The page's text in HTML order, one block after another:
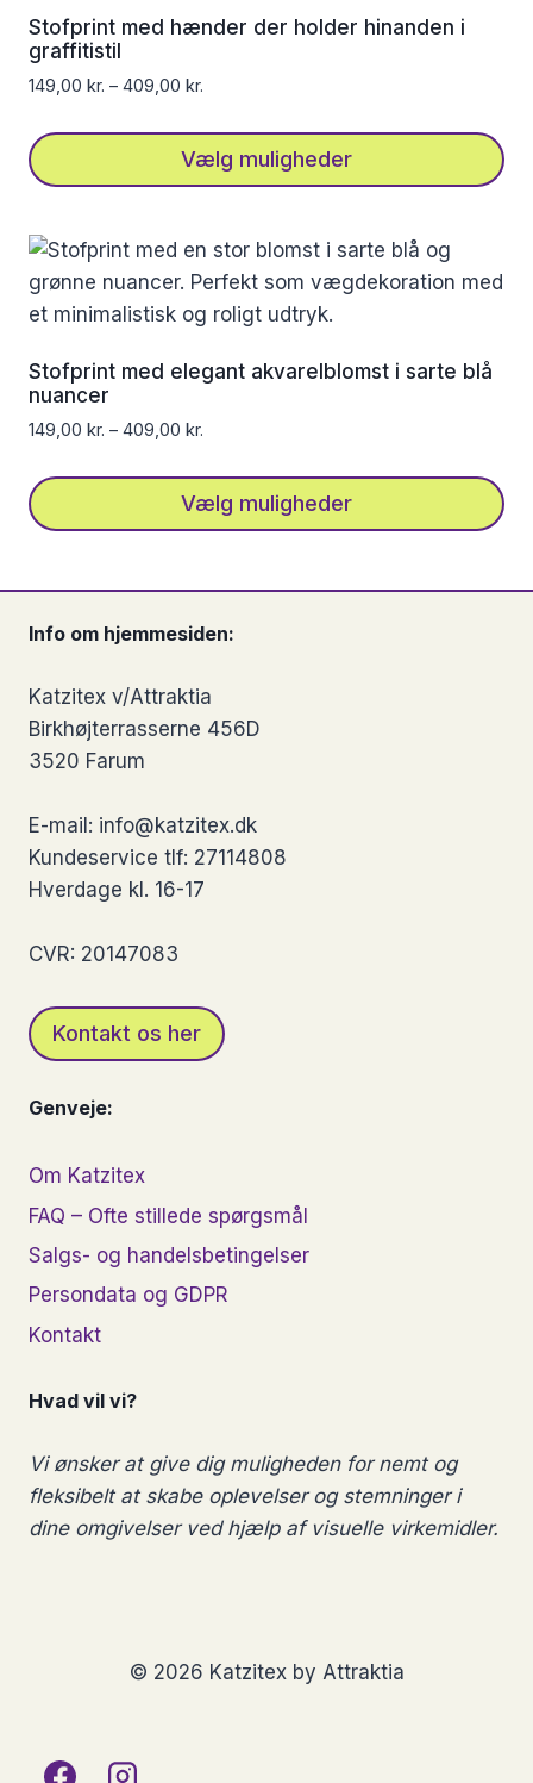
kan
vælges
på
Stofprint med hænder der holder hinanden i
graffitistil
149,00 kr. – 409,00 kr.
Vælg muligheder
vare
flere
Mulighederne
kan
vælges
varesiden
Stofprint med elegant akvarelblomst i sarte blå
nuancer
149,00 kr. – 409,00 kr.
Vælg muligheder
flere
Mulighederne
kan
vælges
varesiden
Info om hjemmesiden:
Katzitex v/Attraktia
Birkhøjterrasserne 456D
3520 Farum
E-mail: info@katzitex.dk
Kundeservice tlf: 27114808
Hverdage kl. 16-17
CVR: 20147083
Kontakt os her
Genveje:
Om Katzitex
FAQ – Ofte stillede spørgsmål
Salgs- og handelsbetingelser
Persondata og GDPR
Kontakt
Hvad vil vi?
Vi ønsker at give dig muligheden for nemt og
fleksibelt at skabe oplevelser og stemninger i
dine omgivelser ved hjælp af visuelle virkemidler.
© 2026 Katzitex by Attraktia